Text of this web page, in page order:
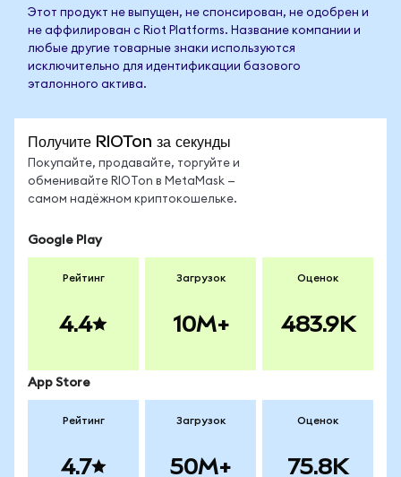
Этот продукт не выпущен, не спонсирован, не одобрен и
не аффилирован с Riot Platforms. Название компании и
любые другие товарные знаки используются
исключительно для идентификации базового
эталонного актива.
Получите RIOTon за секунды
Покупайте, продавайте, торгуйте и
обменивайте RIOTon в MetaMask —
самом надёжном криптокошельке.
Google Play
Рейтинг
4.4
Загрузок
10M+
Оценок
483.9K
App Store
Рейтинг
4.7
Загрузок
50M+
Оценок
75.8K